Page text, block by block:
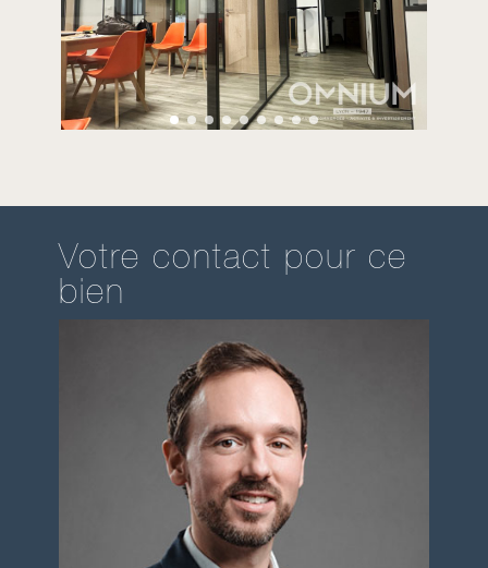
Votre contact pour ce
bien